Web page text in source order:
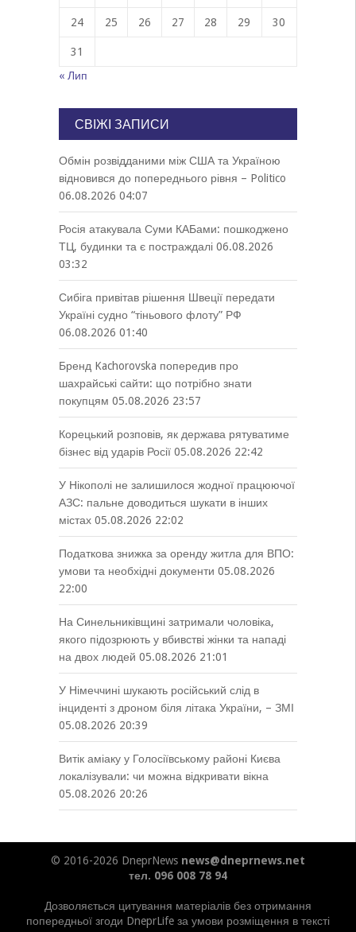
24 25 26 27 28 29 30
31
« Лип
СВІЖІ ЗАПИСИ
Обмін розвідданими між США та Україною
відновився до попереднього рівня – Politico
06.08.2026 04:07
Росія атакувала Суми КАБами: пошкоджено
ТЦ, будинки та є постраждалі 06.08.2026
03:32
Сибіга привітав рішення Швеції передати
Україні судно “тіньового флоту” РФ
06.08.2026 01:40
Бренд Kachorovska попередив про
шахрайські сайти: що потрібно знати
покупцям 05.08.2026 23:57
Корецький розповів, як держава рятуватиме
бізнес від ударів Росії 05.08.2026 22:42
У Нікополі не залишилося жодної працюючої
АЗС: пальне доводиться шукати в інших
містах 05.08.2026 22:02
Податкова знижка за оренду житла для ВПО:
умови та необхідні документи 05.08.2026
22:00
На Синельниківщині затримали чоловіка,
якого підозрюють у вбивстві жінки та нападі
на двох людей 05.08.2026 21:01
У Німеччині шукають російський слід в
інциденті з дроном біля літака України, – ЗМІ
05.08.2026 20:39
Витік аміаку у Голосіївському районі Києва
локалізували: чи можна відкривати вікна
05.08.2026 20:26
© 2016-2026 DneprNews news@dneprnews.net
тел. 096 008 78 94
Дозволяється цитування матеріалів без отримання
попередньої згоди DneprLife за умови розміщення в тексті